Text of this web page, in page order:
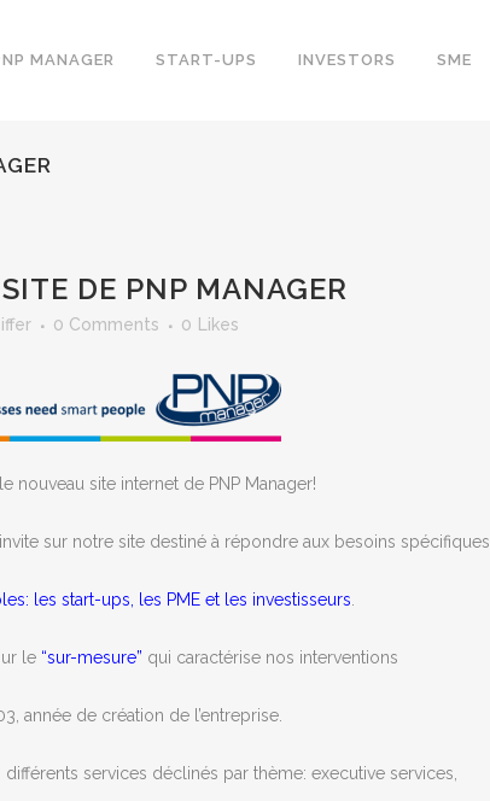
MANAGER START-UPS INVESTORS SME
DE PNP MANAGER
0 Comments 0 Likes
nouveau site internet de PNP Manager!
sur notre site destiné à répondre aux besoins spécifiques
les start-ups , les PME et les investisseurs
le “sur-mesure” qui caractérise nos interventions
année de création de l’entreprise.
services déclinés par thème: executive services,